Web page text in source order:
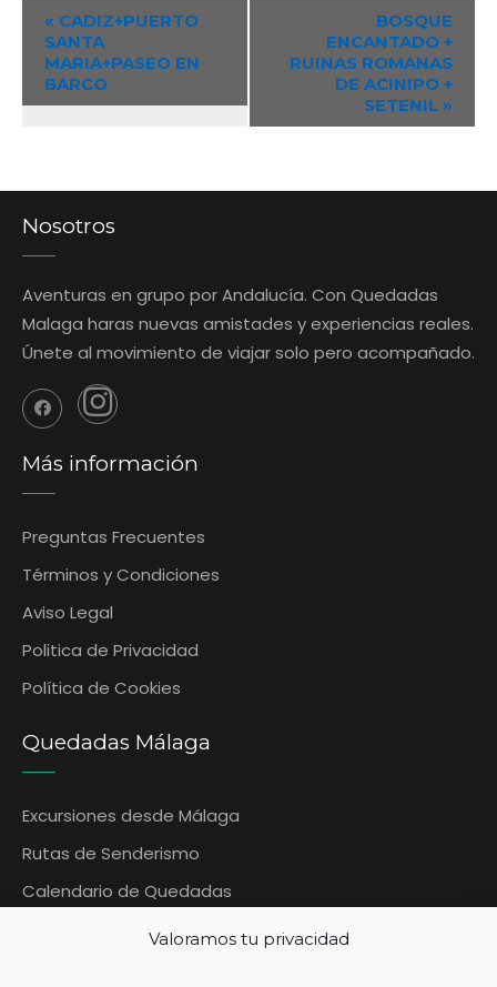
Valoramos tu privacidad
Event
Navigation
« CADIZ+PUERTO
SANTA
MARIA+PASEO EN
BARCO
BOSQUE
ENCANTADO +
RUINAS ROMANAS
DE ACINIPO +
SETENIL »
Nosotros
Aventuras en grupo por Andalucía. Con Quedadas
Malaga haras nuevas amistades y experiencias reales.
Únete al movimiento de viajar solo pero acompañado.
Más información
Preguntas Frecuentes
‎Términos y Condiciones
Aviso Legal
Politica de Privacidad
Política de Cookies
Quedadas Málaga
Excursiones desde Málaga
Rutas de Senderismo
Calendario de Quedadas
Blog Quedadas Malaga